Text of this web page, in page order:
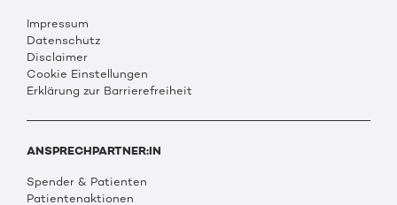
Impressum
Datenschutz
Disclaimer
Cookie Einstellungen
Erklärung zur Barrierefreiheit
ANSPRECHPARTNER:IN
Spender & Patienten
Patientenaktionen